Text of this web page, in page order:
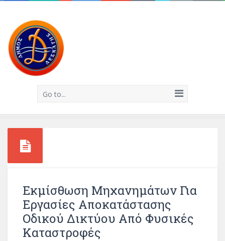
Go to...
Εκμίσθωση Μηχανημάτων Για
Εργασίες Αποκατάστασης
Οδικού Δικτύου Από Φυσικές
Καταστροφές